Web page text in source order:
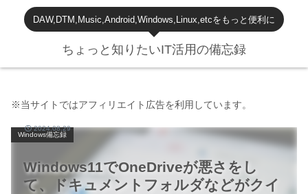
DAW,DTM,Music,Android,Windows,Linux,etcをもっと便利に
ちょっと知りたいIT活用の備忘録
Windows11でOneDriveが悪さをし
て、ドキュメントフォルダなどがクイ
※当サイトではアフィリエイト広告を利用しています。
Windows備忘録
2024.08.29